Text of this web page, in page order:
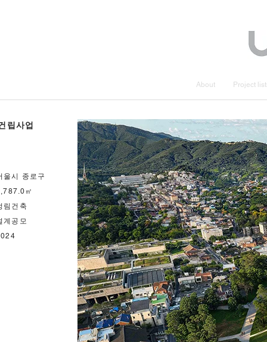
About Project
립사업
울시 종로구
㎡
림건축
계공모